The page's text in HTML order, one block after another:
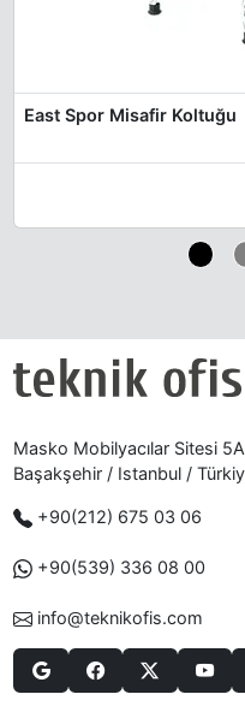
East Spor Misafir Koltuğu
Masko Mobilyacılar Sitesi
Başakşehir / Istanbul /
+90(212) 675 03 06
+90(539) 336 08 00
info@teknikofis.com